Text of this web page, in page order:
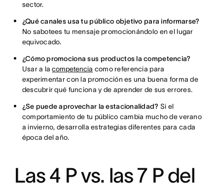
sector.
¿Qué canales usa tu público objetivo para informarse?
No sabotees tu mensaje promocionándolo en el lugar
equivocado.
¿Cómo promociona sus productos la competencia?
Usar a lacompetencia como referencia para
experimentar con la promoción es una buena forma de
descubrir qué funciona y de aprender de sus errores.
¿Se puede aprovechar la estacionalidad? Si el
comportamiento de tu público cambia mucho de verano
a invierno, desarrolla estrategias diferentes para cada
época del año.
Las 4 P vs. las 7 P del